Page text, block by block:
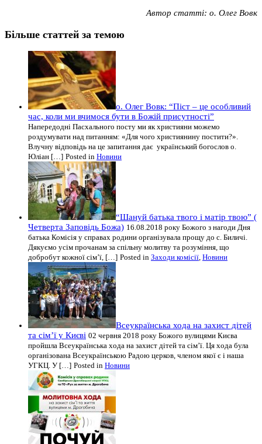
Автор статті: о. Олег Вовк
Більше статтей за темою
о. Олег Вовк: “Піст – це особливий
час, коли ми вчимося бути в Божій присутності”
Напередодні Пасхального посту ми як християни можемо
роздумувати над питанням: «Для чого християнину постити?».
Влучну відповідь на це запитання дає український богослов о.
Юліан […] Posted in Новини
“Шануй батька твого і матір твою” (
Четверта Заповідь Божа) 16.08.2018 року Божого з нагоди Дня
батька Комісія у справах родини організувала прощу до с. Биличі.
Дякуємо усім прочанам за спільну молитву та розуміння, що
добробут кожної сім’ї, […] Posted in Заходи комісії, Новини
Всеукраїнська хода на захист дітей
та сім’ї у Києві 02 червня 2018 року Божого вулицями Києва
пройшла Всеукраїнська хода на захист дітей та сім’ї. Ця хода була
організована Всеукраїнською Радою церков, членом якої є і наша
УГКЦ. У […] Posted in Новини